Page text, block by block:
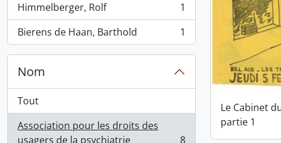
Himmelberger, Rolf
, 1 résultats
1
Bierens de Haan, Barthold
, 1 résultats 1
Nom
Tout
Association pour les droits des
usagers de la psychiatrie
8
Le Cabinet
partie 1